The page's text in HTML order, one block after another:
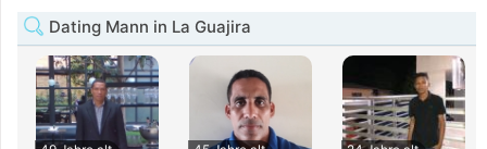
Dating Mann in La Guajira